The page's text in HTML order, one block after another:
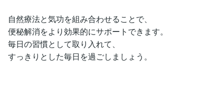
自然療法と気功を組み合わせることで、
便秘解消をより効果的にサポートできます。
毎日の習慣として取り入れて、
すっきりとした毎日を過ごしましょう。